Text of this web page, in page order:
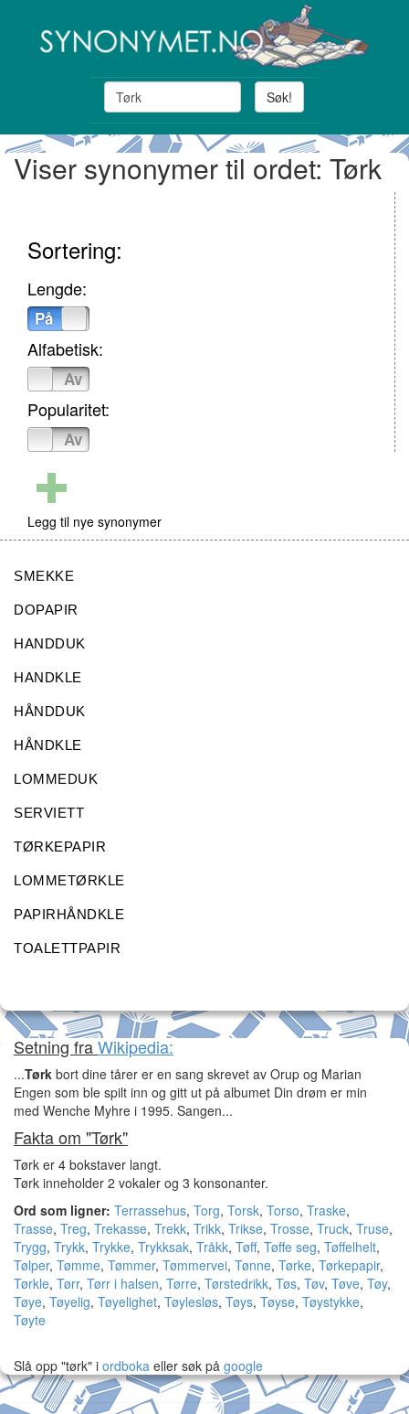
Søk!
Viser synonymer til ordet: Tørk
Sortering:
Lengde:
På
Alfabetisk:
Av
Popularitet:
Av
Legg til nye synonymer
SMEKKE
DOPAPIR
HANDDUK
HANDKLE
HÅNDDUK
HÅNDKLE
LOMMEDUK
SERVIETT
TØRKEPAPIR
LOMMETØRKLE
PAPIRHÅNDKLE
TOALETTPAPIR
Setning fraWikipedia:
...Tørk bort dine tårer er en sang skrevet av Orup og Marian
Engen som ble spilt inn og gitt ut på albumet Din drøm er min
med Wenche Myhre i 1995. Sangen...
Fakta om "Tørk"
Tørk er 4 bokstaver langt.
Tørk inneholder 2 vokaler og 3 konsonanter.
Ord som ligner: Terrassehus, Torg, Torsk, Torso, Traske,
Trasse, Treg, Trekasse, Trekk, Trikk, Trikse, Trosse, Truck, Truse,
Trygg, Trykk, Trykke, Trykksak, Tråkk, Tøff, Tøffe seg, Tøffelhelt,
Tølper, Tømme, Tømmer, Tømmervei, Tønne, Tørke, Tørkepapir,
Tørkle, Tørr, Tørr i halsen, Tørre, Tørstedrikk, Tøs, Tøv, Tøve, Tøy,
Tøye, Tøyelig, Tøyelighet, Tøylesløs, Tøys, Tøyse, Tøystykke,
Tøyte
Slå opp "tørk" i ordboka eller søk på google